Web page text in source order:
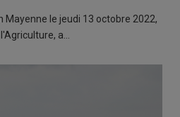
Mayenne le jeudi 13 octobre 2022,
a…